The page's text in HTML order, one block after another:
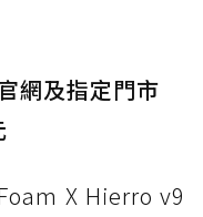
19 GTX：注
網及指定門市
X Hierro v9